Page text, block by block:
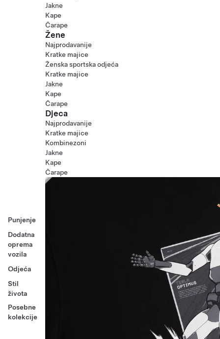
Punjenje
Dodatna
oprema
vozila
Odjeća
Stil
života
Posebne
kolekcije
Jakne
Kape
Čarape
Žene
Najprodavanije
Kratke majice
Ženska sportska odjeća
Kratke majice
Jakne
Kape
Čarape
Djeca
Najprodavanije
Kratke majice
Kombinezoni
Jakne
Kape
Čarape